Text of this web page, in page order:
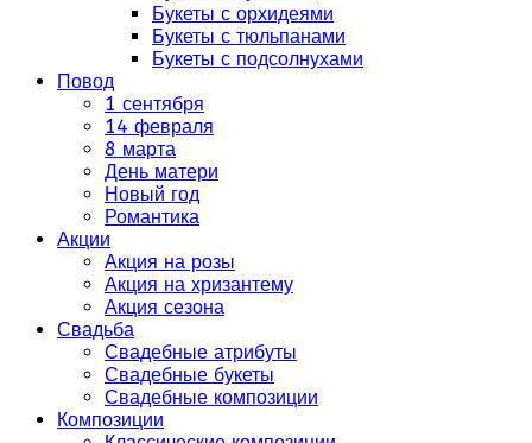
Букеты с орхидеями
Букеты с тюльпанами
Букеты с подсолнухами
Повод
1 сентября
14 февраля
8 марта
День матери
Новый год
Романтика
Акции
Акция на розы
Акция на хризантему
Акция сезона
Свадьба
Свадебные атрибуты
Свадебные букеты
Свадебные композиции
Композиции